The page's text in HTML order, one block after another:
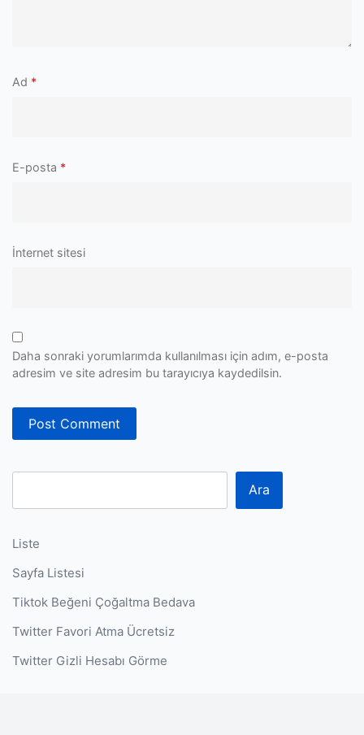
Ad *
E-posta *
İnternet sitesi
Daha sonraki yorumlarımda kullanılması için adım, e-posta
adresim ve site adresim bu tarayıcıya kaydedilsin.
Ara
Liste
Sayfa Listesi
Tiktok Beğeni Çoğaltma Bedava
Twitter Favori Atma Ücretsiz
Twitter Gizli Hesabı Görme